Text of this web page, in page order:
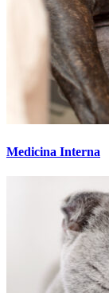
Medicina Interna